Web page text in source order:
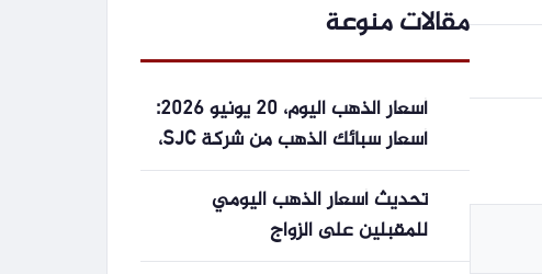
مقالات منوعة
أسعار الذهب اليوم، 20 يونيو 2026:
أسعار سبائك الذهب من شركة SJC،
وخواتم الذهب عيار 9999، وأسعار
الذهب العالمية.
تحديث أسعار الذهب اليومي
للمقبلين على الزواج